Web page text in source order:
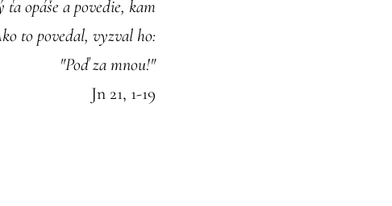
opáše a povedie, kam
to povedal, vyzval ho:
"Poď za mnou!"
Jn 21, 1-19